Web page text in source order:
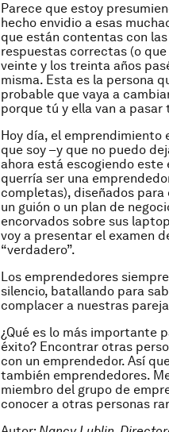
Parece que estoy
hecho envidio a esas
que están contentas con
respuestas correctas (o
veinte y los treinta años
misma. Esta es la persona
probable que vaya a
porque tú y ella van a
Hoy día, el emprendimiento
que soy –y que no puedo
ahora está escogiendo este
querría ser una
completas), diseñados
un guión o un plan de
encorvados sobre sus
voy a presentar el examen
“verdadero”.
Los emprendedores
silencio, batallando para
complacer a nuestras
¿Qué es lo más importante
éxito? Encontrar otras
con un emprendedor. Así
también emprendedores.
miembro del grupo de
conocer a otras personas